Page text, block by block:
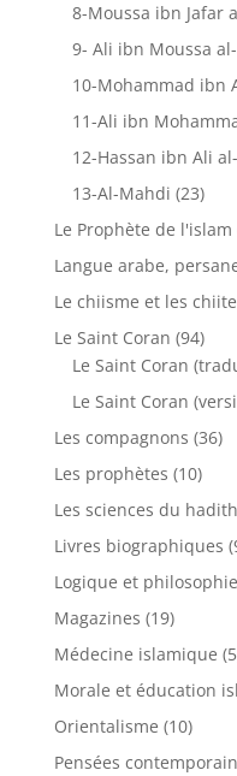
8-Moussa ibn Jafar
9- Ali ibn Moussa
10-Mohammad ibn
11-Ali ibn
12-Hassan ibn Ali
13-Al-Mahdi (23)
Le Prophète de l'islam
Langue arabe,
Le chiisme et les
Le Saint Coran (94)
Le Saint Coran
Le Saint Coran
Les compagnons (36)
Les prophètes (10)
Les sciences du hadith
Livres biographiques
Logique et
Magazines (19)
Médecine islamique
Morale et éducation
Orientalisme (10)
Pensées